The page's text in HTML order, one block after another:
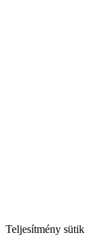
Teljesítmény sütik